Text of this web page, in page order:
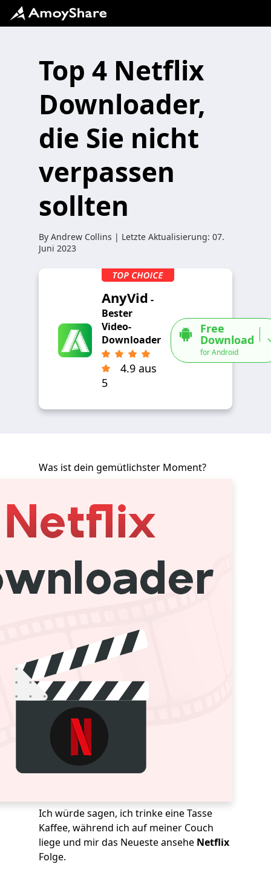
Top 4 Netflix
Downloader,
die Sie nicht
verpassen
sollten
By Andrew Collins | Letzte Aktualisierung: 07.
Juni 2023
AnyVid -
Bester
Video-
Downloader
4.9 aus
5
Free
Download
for Android
Was ist dein gemütlichster Moment?
Ich würde sagen, ich trinke eine Tasse
Kaffee, während ich auf meiner Couch
liege und mir das Neueste ansehe Netflix
Folge.